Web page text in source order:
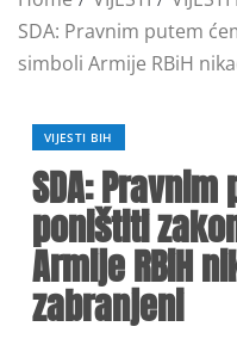
SDA: Pravnim putem
simboli Armije RBiH
VIJESTI BIH
SDA:
poništiti
Armije RBiH
zabranjeni